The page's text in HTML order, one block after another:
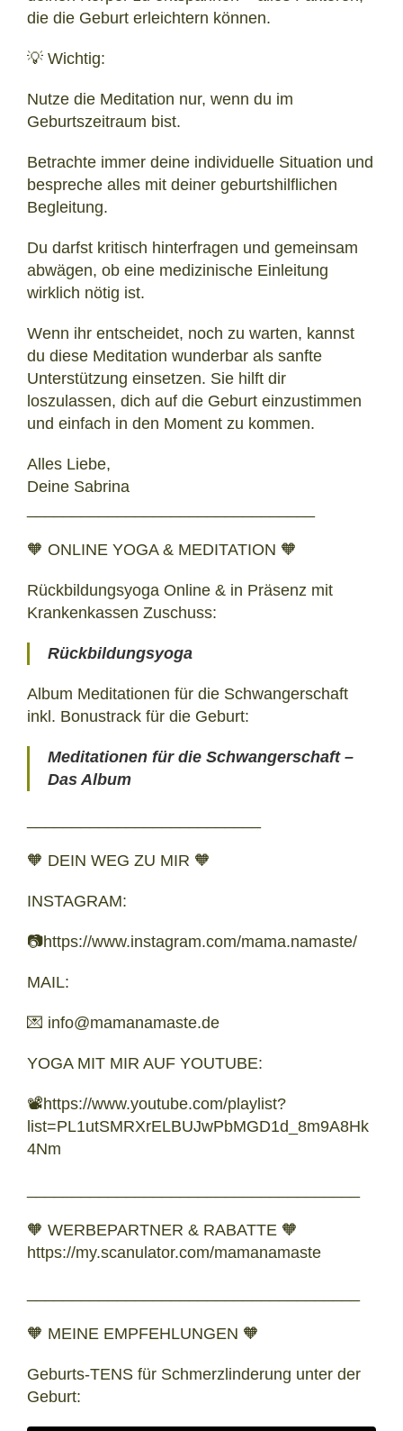
die die Geburt erleichtern können.
💡 Wichtig:
Nutze die Meditation nur, wenn du im
Geburtszeitraum bist.
Betrachte immer deine individuelle Situation und
bespreche alles mit deiner geburtshilflichen
Begleitung.
Du darfst kritisch hinterfragen und gemeinsam
abwägen, ob eine medizinische Einleitung
wirklich nötig ist.
Wenn ihr entscheidet, noch zu warten, kannst
du diese Meditation wunderbar als sanfte
Unterstützung einsetzen. Sie hilft dir
loszulassen, dich auf die Geburt einzustimmen
und einfach in den Moment zu kommen.
Alles Liebe,
Deine Sabrina
🧡 ONLINE YOGA & MEDITATION 🧡
Rückbildungsyoga Online & in Präsenz mit
Krankenkassen Zuschuss:
Rückbildungsyoga
Album Meditationen für die Schwangerschaft
inkl. Bonustrack für die Geburt:
Meditationen für die Schwangerschaft –
Das Album
🧡 DEIN WEG ZU MIR 🧡
INSTAGRAM:
📷https://www.instagram.com/mama.namaste/
MAIL:
💌 info@mamanamaste.de
YOGA MIT MIR AUF YOUTUBE:
📽️https://www.youtube.com/playlist?
list=PL1utSMRXrELBUJwPbMGD1d_8m9A8Hk
4Nm
🧡 WERBEPARTNER & RABATTE 🧡
https://my.scanulator.com/mamanamaste
🧡 MEINE EMPFEHLUNGEN 🧡
Geburts-TENS für Schmerzlinderung unter der
Geburt: